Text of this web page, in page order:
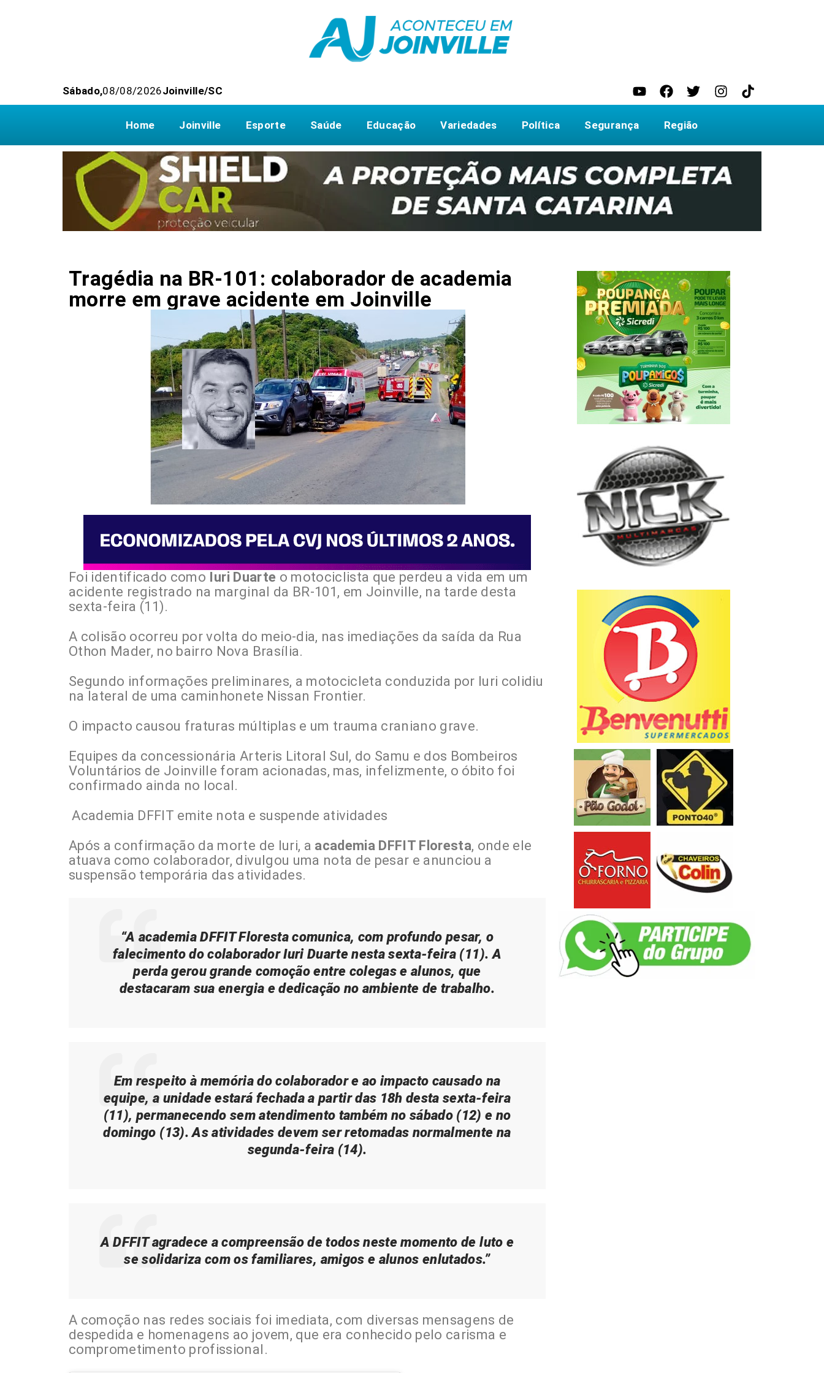
Sábado,08/08/2026Joinville/SC
Home Joinville Esporte Saúde Educação Variedades Política Segurança Região
Tragédia na BR-101: colaborador de academia
morre em grave acidente em Joinville
Foi identificado como Iuri Duarte o motociclista que perdeu a vida em um
acidente registrado na marginal da BR-101, em Joinville, na tarde desta
sexta-feira (11).
A colisão ocorreu por volta do meio-dia, nas imediações da saída da Rua
Othon Mader, no bairro Nova Brasília.
Segundo informações preliminares, a motocicleta conduzida por Iuri colidiu
na lateral de uma caminhonete Nissan Frontier.
O impacto causou fraturas múltiplas e um trauma craniano grave.
Equipes da concessionária Arteris Litoral Sul, do Samu e dos Bombeiros
Voluntários de Joinville foram acionadas, mas, infelizmente, o óbito foi
confirmado ainda no local.
Academia DFFIT emite nota e suspende atividades
Após a confirmação da morte de Iuri, a academia DFFIT Floresta, onde ele
atuava como colaborador, divulgou uma nota de pesar e anunciou a
suspensão temporária das atividades.
“A academia DFFIT Floresta comunica, com profundo pesar, o
falecimento do colaborador Iuri Duarte nesta sexta-feira (11). A
perda gerou grande comoção entre colegas e alunos, que
destacaram sua energia e dedicação no ambiente de trabalho.
Em respeito à memória do colaborador e ao impacto causado na
equipe, a unidade estará fechada a partir das 18h desta sexta-feira
(11), permanecendo sem atendimento também no sábado (12) e no
domingo (13). As atividades devem ser retomadas normalmente na
segunda-feira (14).
A DFFIT agradece a compreensão de todos neste momento de luto e
se solidariza com os familiares, amigos e alunos enlutados.”
A comoção nas redes sociais foi imediata, com diversas mensagens de
despedida e homenagens ao jovem, que era conhecido pelo carisma e
comprometimento profissional.